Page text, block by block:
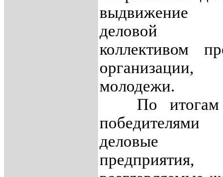
деловой
коллективом
молодежи.
По итогам
деловые
предприятия,